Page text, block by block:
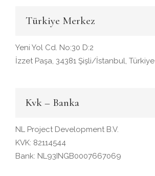
Türkiye Merkez
Yeni Yol Cd. No:30 D:2
İzzet Paşa, 34381 Şişli/İstanbul, Türkiye
Kvk – Banka
NL Project Development B.V.
KVK: 82114544
Bank: NL93INGB0007667069